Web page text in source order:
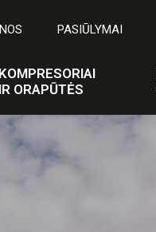
PASIŪLYMAI
KOMPRESORIAI
IR ORAPŪTĖS